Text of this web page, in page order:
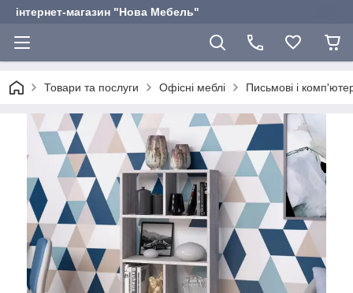
інтернет-магазин "Нова Мебель"
Товари та послуги Офісні меблі Письмові і